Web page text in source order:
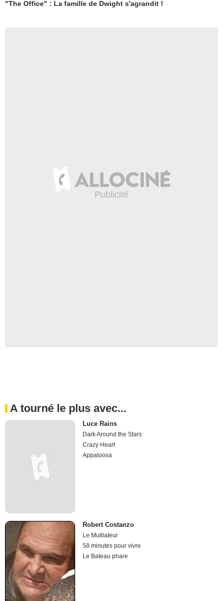
"The Office" : La famille de Dwight s'agrandit !
A tourné le plus avec...
Luce Rains
Dark Around the Stars
Crazy Heart
Appaloosa
Robert Costanzo
Le Mutilateur
58 minutes pour vivre
Le Bateau phare